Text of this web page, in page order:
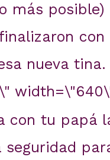
más posible)
con
nueva
con tu papá